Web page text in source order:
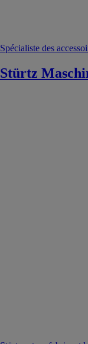
Spécialiste des
Stürtz